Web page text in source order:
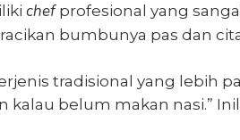
chef profesional yang
bumbunya pas dan
tradisional yang lebih
kalau belum makan nasi.”